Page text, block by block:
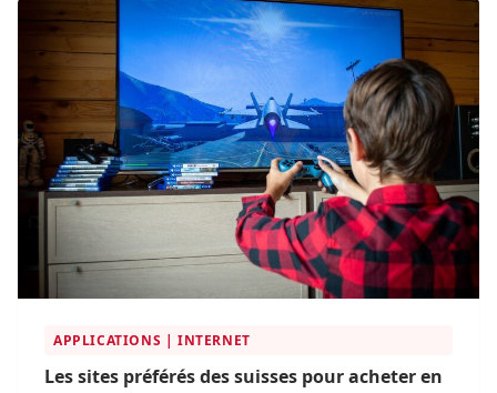
APPLICATIONS | INTERNET
Les sites préférés des suisses pour acheter en